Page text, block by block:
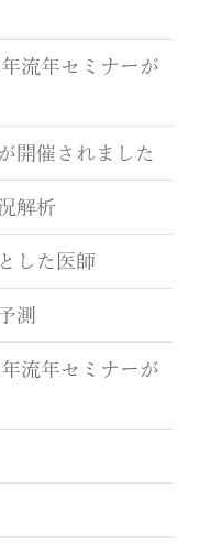
流年セミナーが
開催されました
解析
した医師
測
流年セミナーが